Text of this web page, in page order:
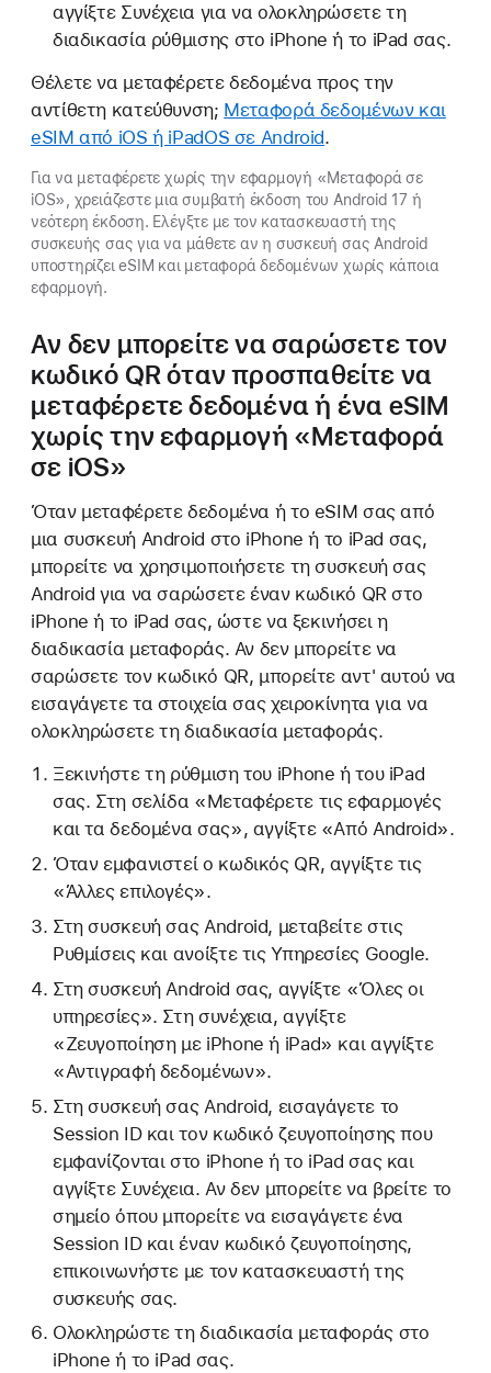
αγγίξτε Συνέχεια για να ολοκληρώσετε τη
διαδικασία ρύθμισης στο iPhone ή το iPad σας.
Θέλετε να μεταφέρετε δεδομένα προς την
αντίθετη κατεύθυνση; Μεταφορά δεδομένων και
eSIM από iOS ή iPadOS σε Android.
Για να μεταφέρετε χωρίς την εφαρμογή «Μεταφορά σε
iOS», χρειάζεστε μια συμβατή έκδοση του Android 17 ή
νεότερη έκδοση. Ελέγξτε με τον κατασκευαστή της
συσκευής σας για να μάθετε αν η συσκευή σας Android
υποστηρίζει eSIM και μεταφορά δεδομένων χωρίς κάποια
εφαρμογή.
Αν δεν μπορείτε να σαρώσετε τον
κωδικό QR όταν προσπαθείτε να
μεταφέρετε δεδομένα ή ένα eSIM
χωρίς την εφαρμογή «Μεταφορά
σε iOS»
Όταν μεταφέρετε δεδομένα ή το eSIM σας από
μια συσκευή Android στο iPhone ή το iPad σας,
μπορείτε να χρησιμοποιήσετε τη συσκευή σας
Android για να σαρώσετε έναν κωδικό QR στο
iPhone ή το iPad σας, ώστε να ξεκινήσει η
διαδικασία μεταφοράς. Αν δεν μπορείτε να
σαρώσετε τον κωδικό QR, μπορείτε αντ' αυτού να
εισαγάγετε τα στοιχεία σας χειροκίνητα για να
ολοκληρώσετε τη διαδικασία μεταφοράς.
Ξεκινήστε τη ρύθμιση του iPhone ή του iPad
σας. Στη σελίδα «Μεταφέρετε τις εφαρμογές
και τα δεδομένα σας», αγγίξτε «Από Android».
Όταν εμφανιστεί ο κωδικός QR, αγγίξτε τις
«Άλλες επιλογές».
Στη συσκευή σας Android, μεταβείτε στις
Ρυθμίσεις και ανοίξτε τις Υπηρεσίες Google.
Στη συσκευή Android σας, αγγίξτε «Όλες οι
υπηρεσίες». Στη συνέχεια, αγγίξτε
«Ζευγοποίηση με iPhone ή iPad» και αγγίξτε
«Αντιγραφή δεδομένων».
Στη συσκευή σας Android, εισαγάγετε το
Session ID και τον κωδικό ζευγοποίησης που
εμφανίζονται στο iPhone ή το iPad σας και
αγγίξτε Συνέχεια. Αν δεν μπορείτε να βρείτε το
σημείο όπου μπορείτε να εισαγάγετε ένα
Session ID και έναν κωδικό ζευγοποίησης,
επικοινωνήστε με τον κατασκευαστή της
συσκευής σας.
Ολοκληρώστε τη διαδικασία μεταφοράς στο
iPhone ή το iPad σας.